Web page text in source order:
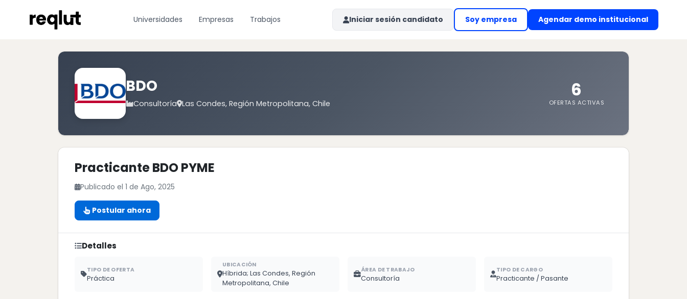
Universidades Empresas Trabajos Iniciar sesión candidato Soy empresa Agendar demo institucional
(abre en nueva
BDO
Consultoría Las Condes, Región Metropolitana, Chile
6
OFERTAS ACTIVAS
Practicante BDO PYME
Publicado el 1 de Ago, 2025
Postular ahora
Detalles
TIPO DE OFERTA
Práctica
UBICACIÓN
Híbrida; Las Condes, Región
Metropolitana, Chile
ÁREA DE TRABAJO
Consultoría
TIPO DE CARGO
Practicante / Pasante